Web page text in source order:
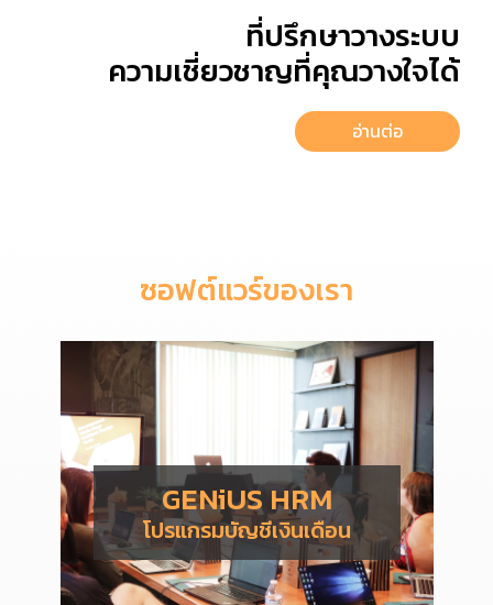
ที่ปรึกษาวางระบบ
ความเชี่ยวชาญที่คุณวางใจได้
อ่านต่อ
ซอฟต์แวร์ของเรา
GENiUS HRM
โปรแกรมบัญชีเงินเดือน